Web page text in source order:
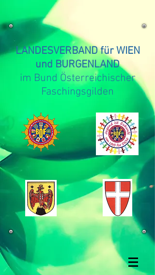
LANDESVERBAND für WIEN
und BURGENLAND
im Bund Österreichischer
Faschingsgilden